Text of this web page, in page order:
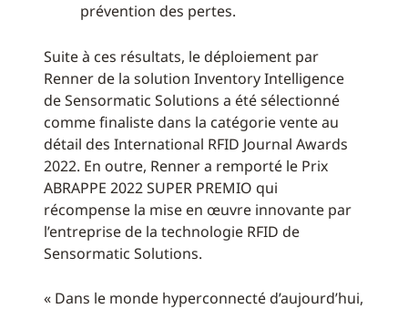
prévention des pertes.
Suite à ces résultats, le déploiement par
Renner de la solution Inventory Intelligence
de Sensormatic Solutions a été sélectionné
comme finaliste dans la catégorie vente au
détail des International RFID Journal Awards
2022. En outre, Renner a remporté le Prix
ABRAPPE 2022 SUPER PREMIO qui
récompense la mise en œuvre innovante par
l’entreprise de la technologie RFID de
Sensormatic Solutions.
« Dans le monde hyperconnecté d’aujourd’hui,